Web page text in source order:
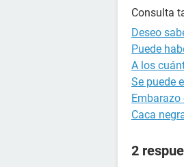
Consulta
Deseo
Puede
A los
Se puede
Caca
2